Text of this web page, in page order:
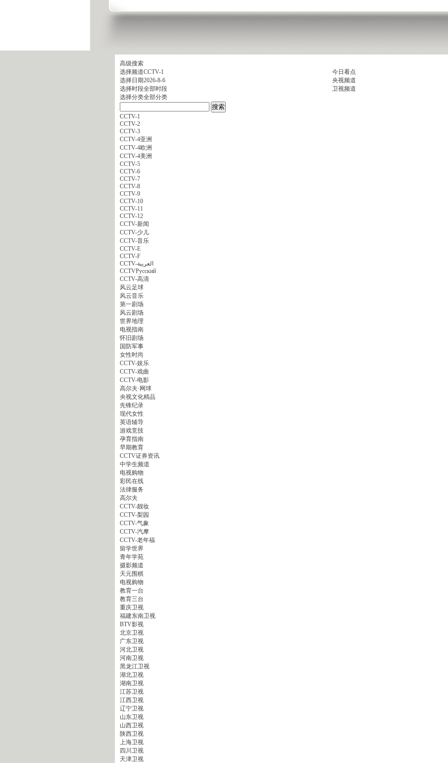
高级搜索
选择频道CCTV-1
选择日期2026-8-6
选择时段全部时段
选择分类全部分类
CCTV-1
CCTV-2
CCTV-3
CCTV-4亚洲
CCTV-4欧洲
CCTV-4美洲
CCTV-5
CCTV-6
CCTV-7
CCTV-8
CCTV-9
CCTV-10
CCTV-11
CCTV-12
CCTV-新闻
CCTV-少儿
CCTV-音乐
CCTV-E
CCTV-F
CCTV-العربية
CCTVPусский
CCTV-高清
风云足球
风云音乐
第一剧场
风云剧场
世界地理
电视指南
怀旧剧场
国防军事
女性时尚
CCTV-娱乐
CCTV-戏曲
CCTV-电影
高尔夫·网球
央视文化精品
先锋纪录
现代女性
英语辅导
游戏竞技
孕育指南
早期教育
CCTV证券资讯
中学生频道
电视购物
彩民在线
法律服务
高尔夫
CCTV-靓妆
CCTV-梨园
CCTV-气象
CCTV-汽摩
CCTV-老年福
留学世界
青年学苑
摄影频道
天元围棋
电视购物
教育一台
教育三台
重庆卫视
福建东南卫视
BTV影视
北京卫视
广东卫视
河北卫视
河南卫视
黑龙江卫视
湖北卫视
湖南卫视
江苏卫视
江西卫视
辽宁卫视
山东卫视
山西卫视
陕西卫视
上海卫视
四川卫视
天津卫视
今日看点
央视频道
卫视频道